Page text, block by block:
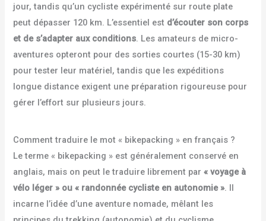
jour, tandis qu’un cycliste expérimenté sur route plate
peut dépasser 120 km. L’essentiel est d’écouter son corps
et de s’adapter aux conditions. Les amateurs de micro-
aventures opteront pour des sorties courtes (15-30 km)
pour tester leur matériel, tandis que les expéditions
longue distance exigent une préparation rigoureuse pour
gérer l’effort sur plusieurs jours.
Comment traduire le mot « bikepacking » en français ?
Le terme « bikepacking » est généralement conservé en
anglais, mais on peut le traduire librement par« voyage à
vélo léger » ou « randonnée cycliste en autonomie ». Il
incarne l’idée d’une aventure nomade, mêlant les